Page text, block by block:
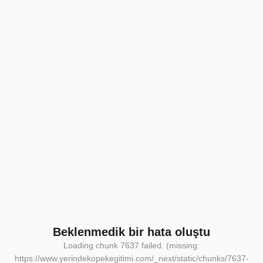
Beklenmedik bir hata oluştu
Loading chunk 7637 failed. (missing:
https://www.yerindekopekegitimi.com/_next/static/chunks/7637-